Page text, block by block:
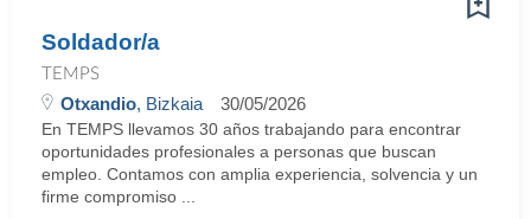
Soldador/a
TEMPS
Otxandio, Bizkaia 30/05/2026
En TEMPS llevamos 30 años trabajando para encontrar
oportunidades profesionales a personas que buscan
empleo. Contamos con amplia experiencia, solvencia y un
firme compromiso ...